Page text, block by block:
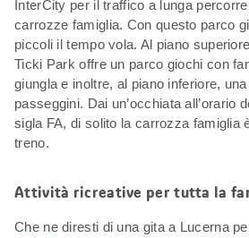
InterCity per il traffico a lunga
carrozze famiglia. Con questo parco
piccoli il tempo vola. Al piano
Ticki Park offre un parco giochi con
giungla e inoltre, al piano inferiore,
passeggini. Dai un’occhiata all’orario
sigla FA, di solito la carrozza famiglia
treno.
Attività ricreative per tutta la
Che ne diresti di una gita a Lucerna